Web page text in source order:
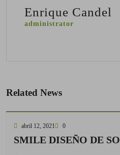
Enrique Candel
administrator
Related News
abril 12, 2021 0
SMILE DISEÑO DE